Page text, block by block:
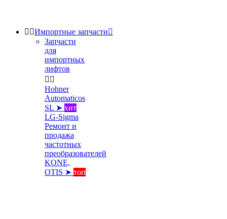
 Импортные запчасти
Запчасти
для
импортных
лифтов
 
Hohner
Automaticos
SL ➤ хит
LG-Sigma
Ремонт и
продажа
частотных
преобразователей
KONE,
OTIS ➤ топ